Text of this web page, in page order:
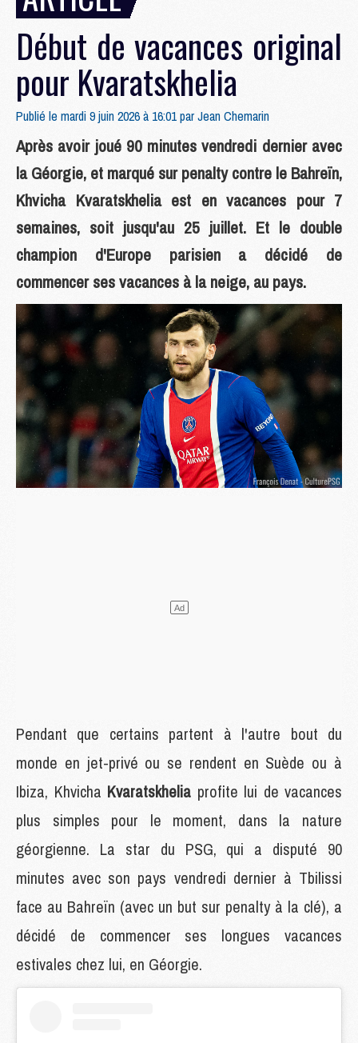
Début de vacances original
pour Kvaratskhelia
Publié le mardi 9 juin 2026 à 16:01 parJean Chemarin
Après avoir joué 90 minutes vendredi dernier avec
la Géorgie, et marqué sur penalty contre le Bahreïn,
Khvicha Kvaratskhelia est en vacances pour 7
semaines, soit jusqu'au 25 juillet. Et le double
champion d'Europe parisien a décidé de
commencer ses vacances à la neige, au pays.
Pendant que certains partent à l'autre bout du
monde en jet-privé ou se rendent en Suède ou à
Ibiza, Khvicha Kvaratskhelia profite lui de vacances
plus simples pour le moment, dans la nature
géorgienne. La star du PSG, qui a disputé 90
minutes avec son pays vendredi dernier à Tbilissi
face au Bahreïn (avec un but sur penalty à la clé), a
décidé de commencer ses longues vacances
estivales chez lui, en Géorgie.